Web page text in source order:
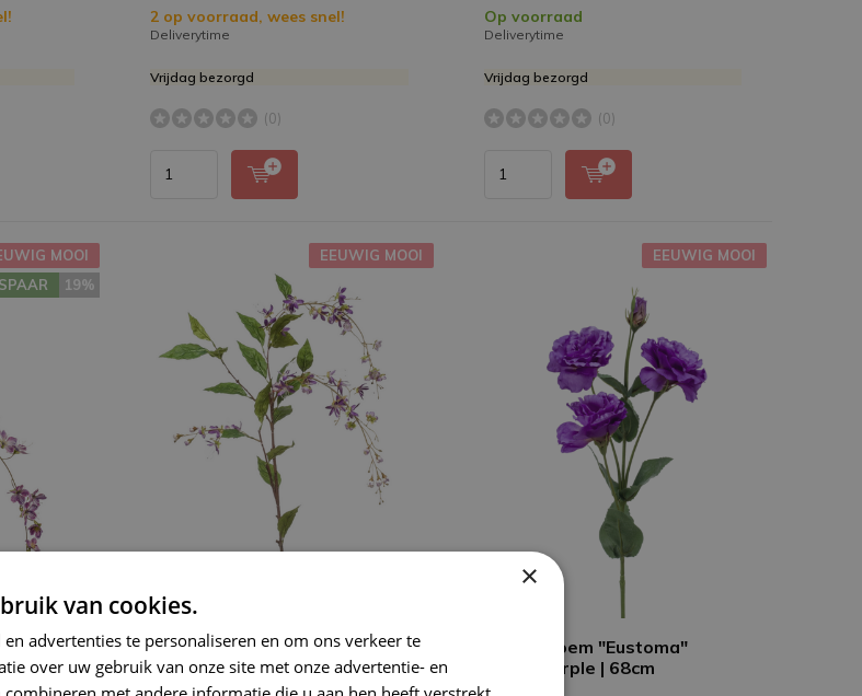
2 op voorraad, wees snel!
Deliverytime
Vrijdag bezorgd
(0)
Op voorraad
Deliverytime
Vrijdag bezorgd
(0)
| 100
MOOI
19%
Zijden bloem "Blossom
hangende tak" purple | 125
cm
EEUWIG MOOI
Zijden bloem "Eustoma"
Spray Purple | 68cm
EEUWIG MOOI
×
van cookies.
advertenties te personaliseren en om ons verkeer te
over uw gebruik van onze site met onze advertentie- en